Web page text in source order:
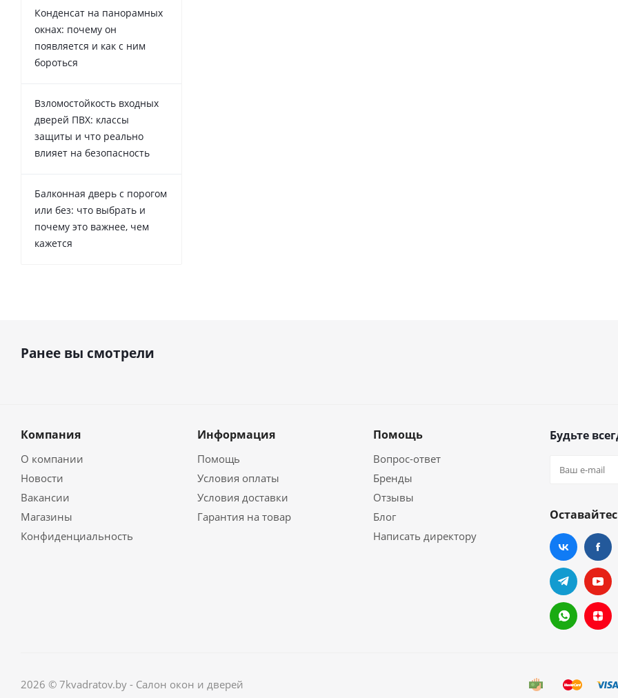
Конденсат на панорамных
окнах: почему он
появляется и как с ним
бороться
Взломостойкость входных
дверей ПВХ: классы
защиты и что реально
влияет на безопасность
Балконная дверь с порогом
или без: что выбрать и
почему это важнее, чем
кажется
Ранее вы смотрели
Компания
О компании
Новости
Вакансии
Магазины
Конфиденциальность
Информация
Помощь
Условия оплаты
Условия доставки
Гарантия на товар
Помощь
Вопрос-ответ
Бренды
Отзывы
Блог
Написать директору
Будьте
2026 © 7kvadratov.by - Салон окон и дверей